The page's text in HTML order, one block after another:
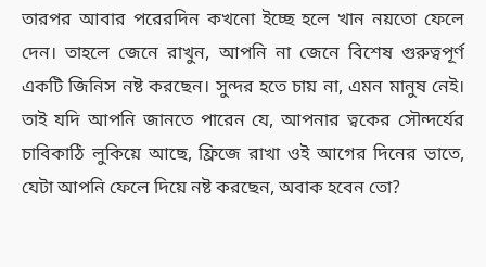
তারপর আবার পরেরদিন কখনো ইচ্ছে হলে খান নয়তো ফেলে
দেন। তাহলে জেনে রাখুন, আপনি না জেনে বিশেষ গুরুত্বপূর্ণ
একটি জিনিস নষ্ট করছেন। সুন্দর হতে চায় না, এমন মানুষ নেই।
তাই যদি আপনি জানতে পারেন যে, আপনার ত্বকের সৌন্দর্যের
চাবিকাঠি লুকিয়ে আছে, ফ্রিজে রাখা ওই আগের দিনের ভাতে,
যেটা আপনি ফেলে দিয়ে নষ্ট করছেন, অবাক হবেন তো?